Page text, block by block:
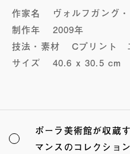
作家名
ヴォルフガング
制作年
2009年
技法・素材
Cプリント
サイズ
40.6 x 30.5 cm
ポーラ美術館が収蔵
マンスのコレクショ